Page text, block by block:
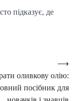
підказує, де
оливкову олію:
посібник для
⟶